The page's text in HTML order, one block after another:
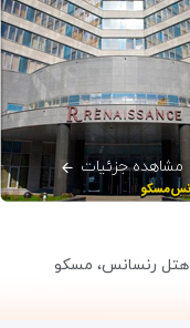
مشاهده جزئیات
هتل رنسانس، مسکو